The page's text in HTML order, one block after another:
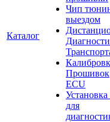
Каталог
Чип
выездом
Прошивок
ECU
для